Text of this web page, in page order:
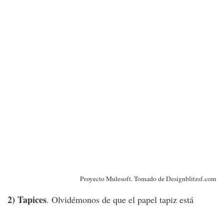
Proyecto Mulesoft.Tomado de Designblitzsf.com
2) Tapices. Olvidémonos de que el papel tapiz está